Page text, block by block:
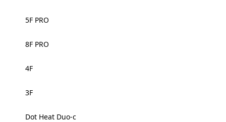
5F PRO
8F PRO
4F
3F
Dot Heat Duo-c